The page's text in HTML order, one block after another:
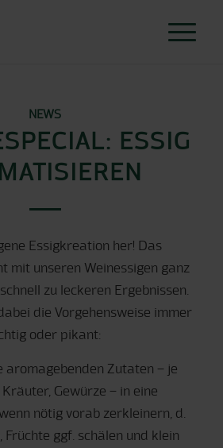
NEWS
ESSIG
Essigkreation her! Das
mit unseren Weinessigen ganz
zu leckeren Ergebnissen.
die Vorgehensweise immer
oder pikant:
aromagebenden Zutaten – je
Gewürze – in eine
nötig vorab zerkleinern, d.
Früchte ggf. schälen und klein